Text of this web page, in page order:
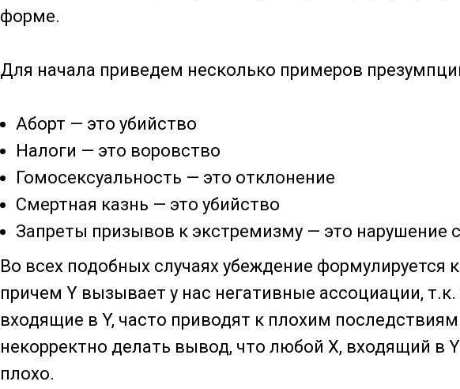
форме.
Для начала приведем несколько примеров
Аборт — это убийство
Налоги — это воровство
Гомосексуальность — это отклонение
Смертная казнь — это убийство
Запреты призывов к экстремизму — это нарушение
Во всех подобных случаях убеждение формулируется
причем Y вызывает у нас негативные ассоциации,
входящие в Y, часто приводят к плохим
некорректно делать вывод, что любой Х, входящий в
плохо.